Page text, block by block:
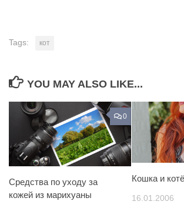
Tags: кот
YOU MAY ALSO LIKE...
0
Средства по уходу за
кожей из марихуаны
Кошка и
16.01.2006